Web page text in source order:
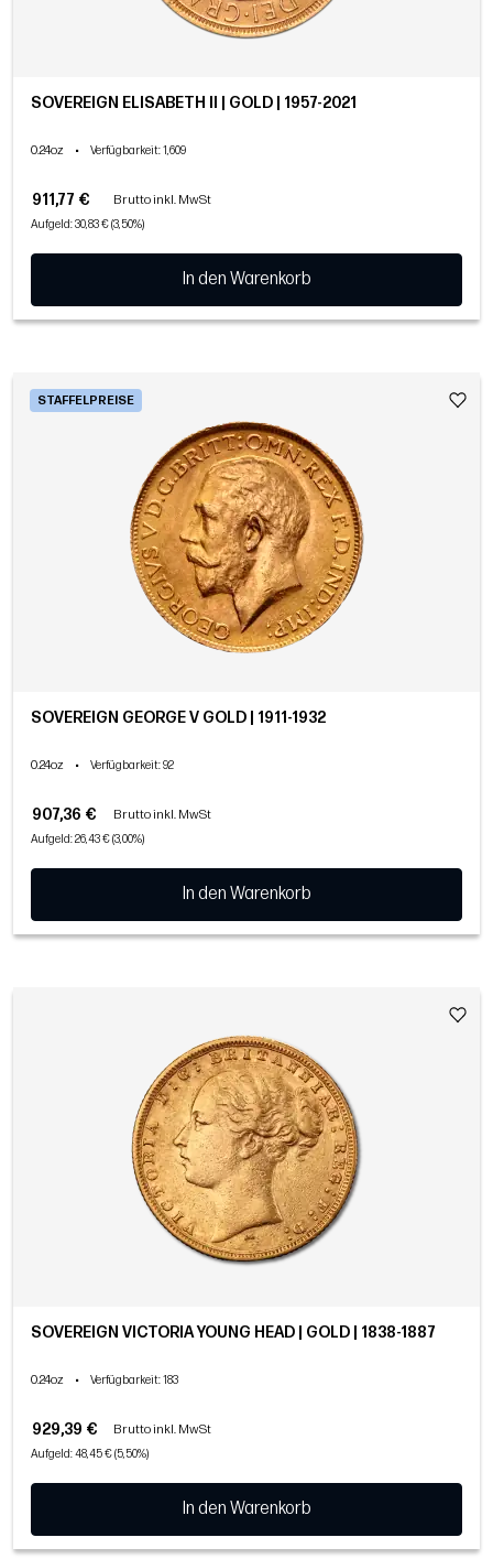
SOVEREIGN ELISABETH II | GOLD | 1957-2021
0.24oz • Verfügbarkeit: 1,609
911,77 € Brutto inkl. MwSt
Aufgeld: 30,83 € (3,50%)
In den Warenkorb
STAFFELPREISE
SOVEREIGN GEORGE V GOLD | 1911-1932
0.24oz • Verfügbarkeit: 92
907,36 € Brutto inkl. MwSt
Aufgeld: 26,43 € (3,00%)
In den Warenkorb
SOVEREIGN VICTORIA YOUNG HEAD | GOLD | 1838-1887
0.24oz • Verfügbarkeit: 183
929,39 € Brutto inkl. MwSt
Aufgeld: 48,45 € (5,50%)
In den Warenkorb